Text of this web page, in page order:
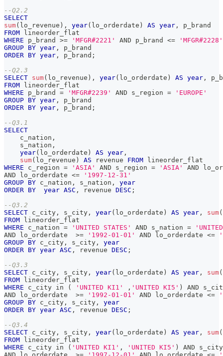
--Q2.2
SELECT
sum( lo_revenue ) , year( lo_orderdate ) AS year ,
p_brand
FROM lineorder_flat
WHERE p_brand >= 'MFGR#2221' AND p_brand <=
'MFGR#2228'
GROUP BY year ,
p_brand
ORDER BY year , p_brand ;
--Q2.3
SELECT sum( lo_revenue ) , year( lo_orderdate ) AS year ,
FROM lineorder_flat
WHERE p_brand = 'MFGR#2239' AND s_region =
'EUROPE'
GROUP BY year ,
p_brand
ORDER BY year , p_brand ;
--Q3.1
SELECT
    c_nation
,
    s_nation
,
year( lo_orderdate ) AS year ,
sum( lo_revenue ) AS revenue FROM lineorder_flat
WHERE c_region = 'ASIA' AND s_region = 'ASIA' AND
AND lo_orderdate <=
'1997-12-31'
GROUP BY c_nation , s_nation ,
year
ORDER BY year ASC , revenue DESC ;
--Q3.2
SELECT c_city , s_city , year( lo_orderdate ) AS year , sum(
FROM lineorder_flat
WHERE c_nation = 'UNITED STATES' AND s_nation =
AND lo_orderdate >= '1992-01-01' AND lo_orderdate <=
GROUP BY c_city , s_city ,
year
ORDER BY year ASC , revenue DESC ;
--Q3.3
SELECT c_city , s_city , year( lo_orderdate ) AS year , sum(
FROM lineorder_flat
WHERE c_city in ( 'UNITED KI1' , 'UNITED KI5' ) AND
AND lo_orderdate >= '1992-01-01' AND lo_orderdate <=
GROUP BY c_city , s_city ,
year
ORDER BY year ASC , revenue DESC ;
--Q3.4
SELECT c_city , s_city , year( lo_orderdate ) AS year , sum(
FROM lineorder_flat
WHERE c_city in ( 'UNITED KI1' , 'UNITED KI5' ) AND